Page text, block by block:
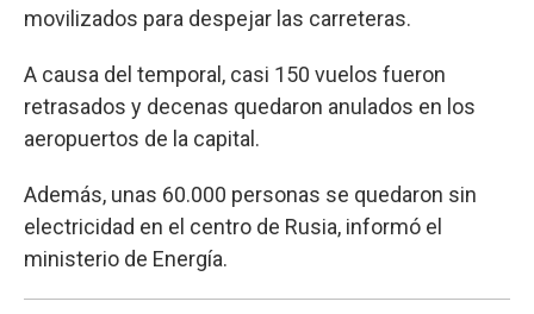
movilizados para despejar las carreteras.
A causa del temporal, casi 150 vuelos fueron
retrasados y decenas quedaron anulados en los
aeropuertos de la capital.
Además, unas 60.000 personas se quedaron sin
electricidad en el centro de Rusia, informó el
ministerio de Energía.